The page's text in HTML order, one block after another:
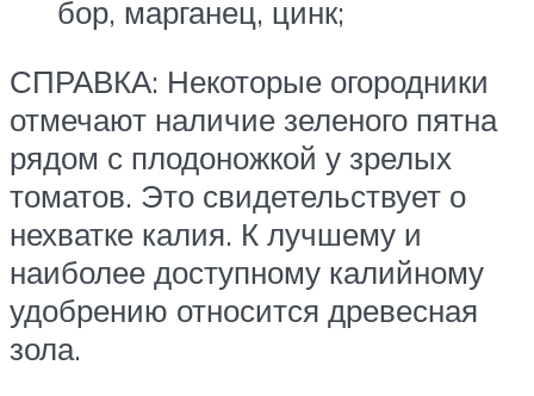
бор, марганец, цинк;
СПРАВКА: Некоторые огородники
отмечают наличие зеленого пятна
рядом с плодоножкой у зрелых
томатов. Это свидетельствует о
нехватке калия. К лучшему и
наиболее доступному калийному
удобрению относится древесная
зола.